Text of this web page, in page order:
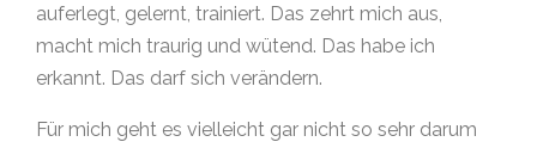
auferlegt, gelernt, trainiert. Das zehrt mich aus,
macht mich traurig und wütend. Das habe ich
erkannt. Das darf sich verändern.
Für mich geht es vielleicht gar nicht so sehr darum